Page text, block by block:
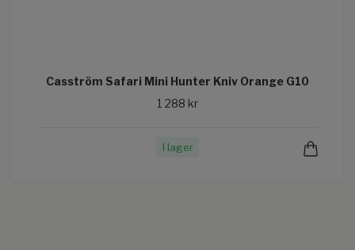
Casström Safari Mini Hunter Kniv Orange G10
1 288 kr
I lager